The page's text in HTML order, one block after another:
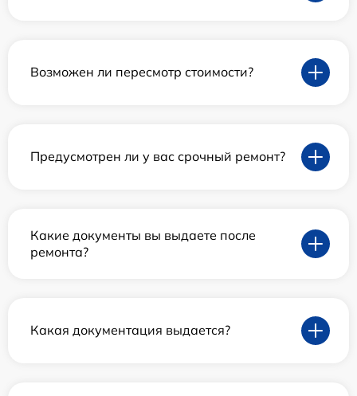
Возможен ли пересмотр стоимости?
Предусмотрен ли у вас срочный ремонт?
Какие документы вы выдаете после
ремонта?
Какая документация выдается?